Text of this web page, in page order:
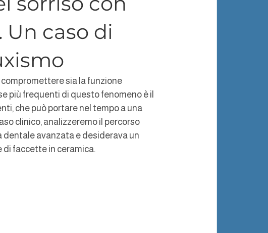
caso di
sia la funzione
più frequenti di questo fenomeno è il
che può portare nel tempo a una
clinico, analizzeremo il percorso
dentale avanzata e desiderava un
di faccette in ceramica.